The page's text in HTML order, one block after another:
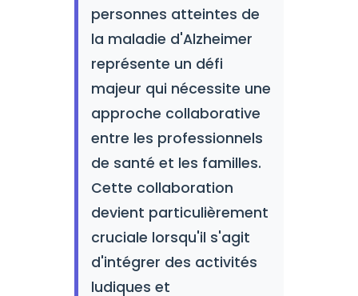
personnes atteintes de
la maladie d'Alzheimer
représente un défi
majeur qui nécessite une
approche collaborative
entre les professionnels
de santé et les familles.
Cette collaboration
devient particulièrement
cruciale lorsqu'il s'agit
d'intégrer des activités
ludiques et